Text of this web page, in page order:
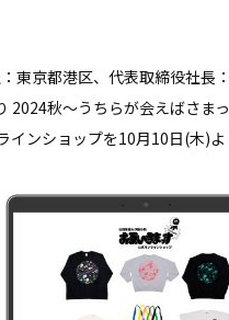
東京都港区、代表取締役社長
2024秋～うちらが会えばさ
ンショップを10月10日(木)よ